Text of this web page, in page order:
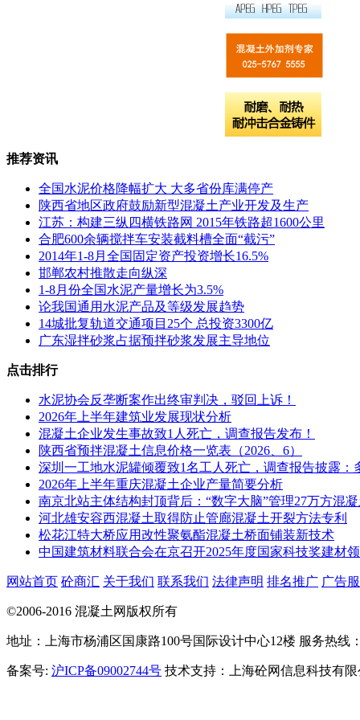
推荐资讯
全国水泥价格降幅扩大 大多省份库满停产
陕西省地区政府鼓励新型混凝土产业开发及生产
江苏：构建三纵四横铁路网 2015年铁路超1600公里
合肥600余辆搅拌车安装截料槽全面“截污”
​2014年1-8月全国固定资产投资增长16.5%
邯郸农村推散走向纵深
1-8月份全国水泥产量增长为3.5%
论我国通用水泥产品及等级发展趋势
14城批复轨道交通项目25个 总投资3300亿
广东湿拌砂浆占据预拌砂浆发展主导地位
点击排行
水泥协会反垄断案作出终审判决，驳回上诉！
2026年上半年建筑业发展现状分析
混凝土企业发生事故致1人死亡，调查报告发布！
陕西省预拌混凝土信息价格一览表（2026、6）
深圳一工地水泥罐倾覆致1名工人死亡，调查报告披露：
2026年上半年重庆混凝土企业产量简要分析
南京北站主体结构封顶背后：“数字大脑”管理27万方混
河北雄安容西混凝土取得防止管廊混凝土开裂方法专利
松花江特大桥应用改性聚氨酯混凝土桥面铺装新技术
中国建筑材料联合会在京召开2025年度国家科技奖建材
网站首页 砼商汇 关于我们 联系我们 法律声明 排名推广 广告
©2006-2016 混凝土网版权所有
地址：上海市杨浦区国康路100号国际设计中心12楼 服务热线
备案号: 沪ICP备09002744号 技术支持：上海砼网信息科技有